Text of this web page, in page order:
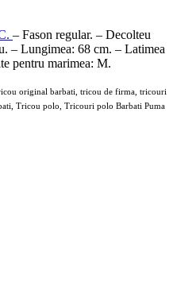
– Fason regular. – Decolteu
– Lungimea: 68 cm. – Latimea
pentru marimea: M.
original barbati, tricou de firma, tricouri
Tricou polo, Tricouri polo Barbati Puma